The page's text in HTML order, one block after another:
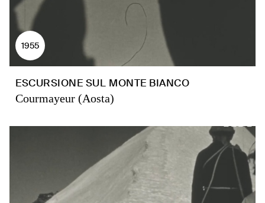
1955
ESCURSIONE SUL MONTE BIANCO
Courmayeur (Aosta)